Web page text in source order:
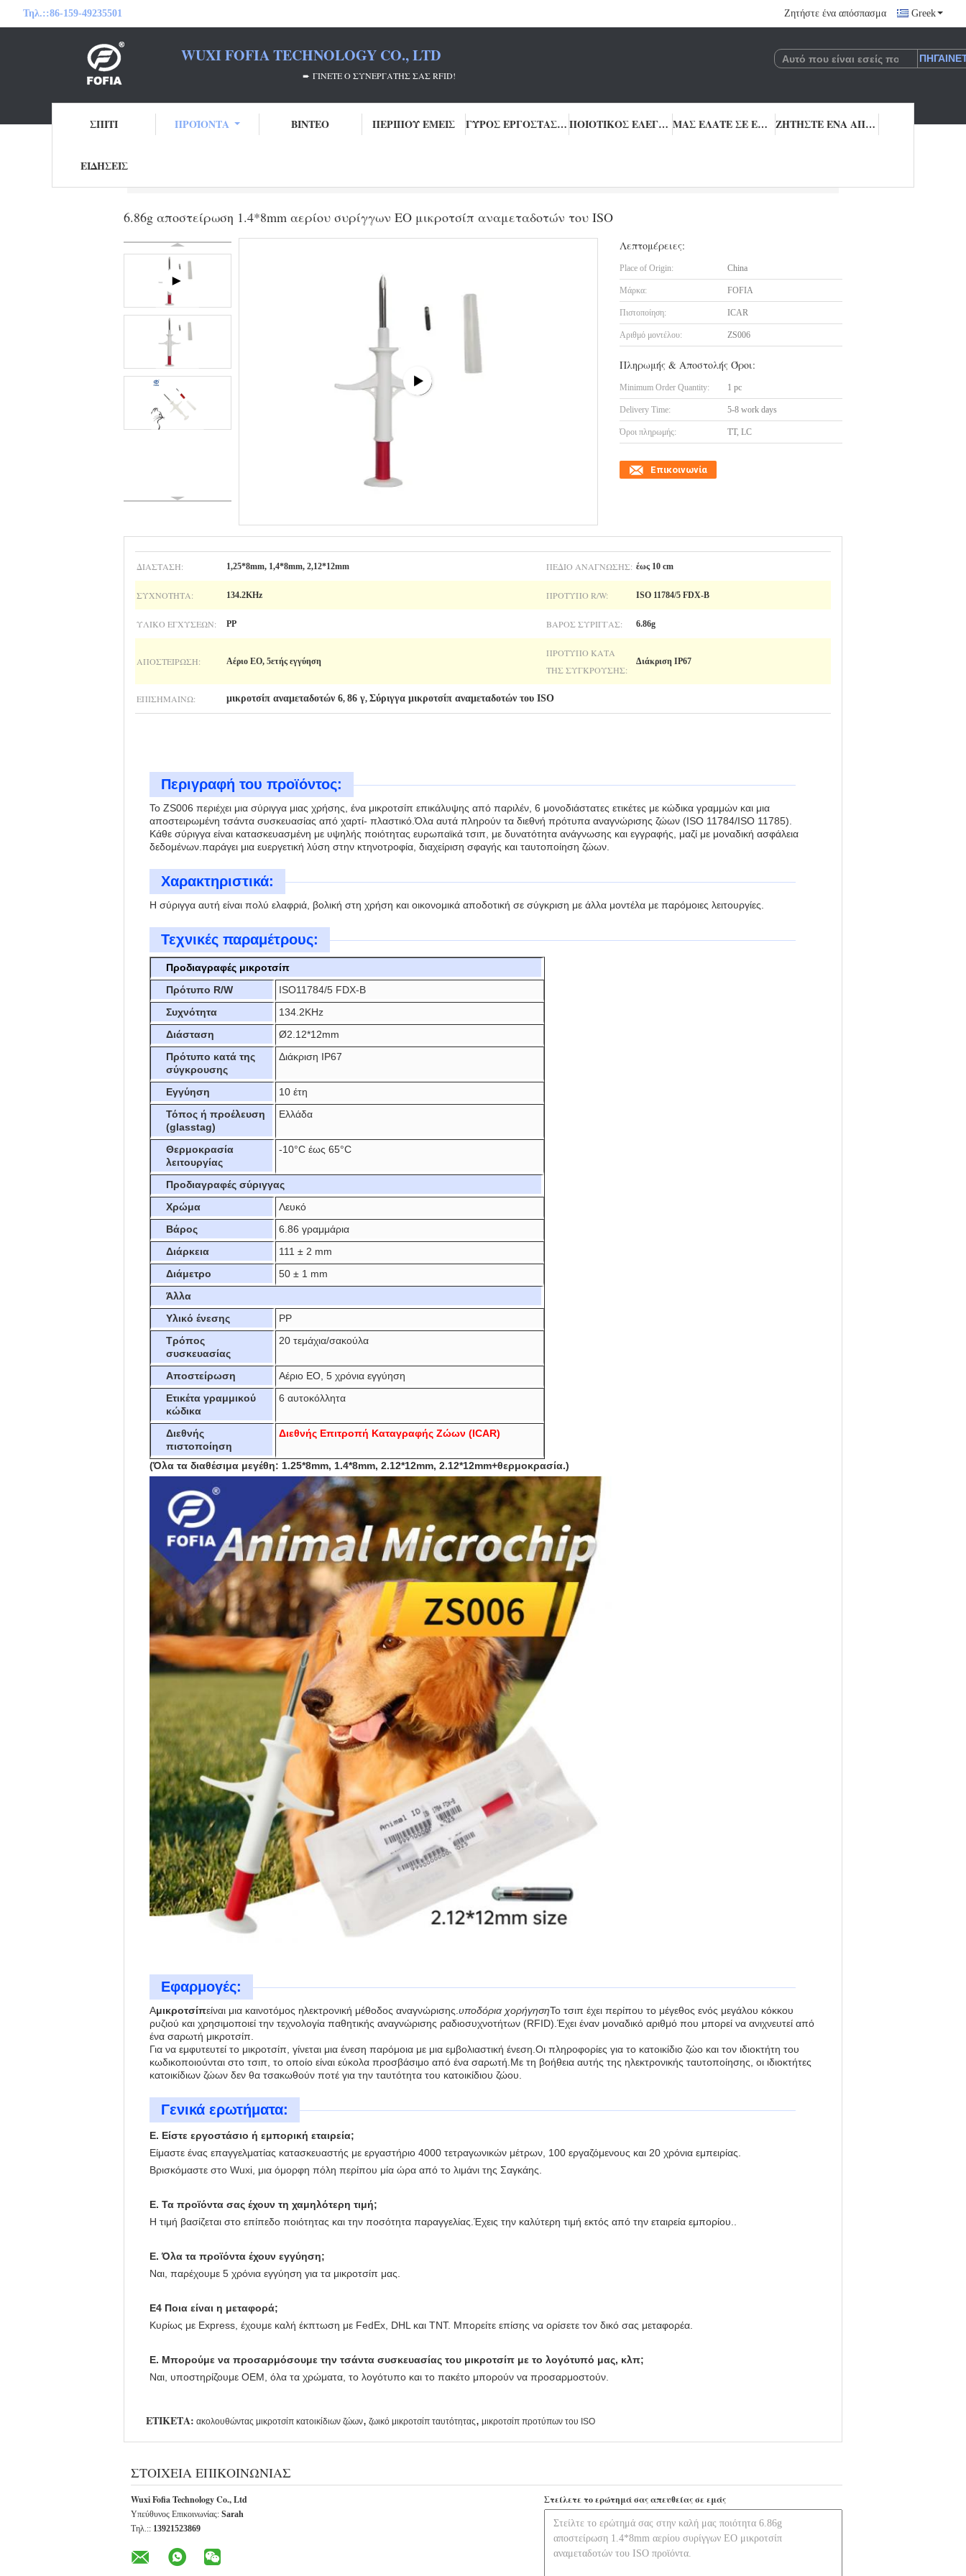
Τηλ.::86-159-49235501 Ζητήστε ένα απόσπασμα Greek
WUXI FOFIA TECHNOLOGY CO., LTD
➨ ΓΊΝΕΤΕ Ο ΣΥΝΕΡΓΆΤΗΣ ΣΑΣ RFID!
ΣΠΊΤΙ ΠΡΟΪΌΝΤΑ ΒΊΝΤΕΟ ΠΕΡΊΠΟΥ ΕΜΕΊΣ ΓΎΡΟΣ ΕΡΓΟΣΤΑΣΊΩΝ ΠΟΙΟΤΙΚΌΣ ΈΛΕΓΧΟΣ ΜΑΣ ΕΛΆΤΕ ΣΕ ΕΠΑΦΉ ΜΕ ΖΗΤΉΣΤΕ ΈΝΑ ΑΠΌΣΠΑΣΜΑ
ΕΙΔΉΣΕΙΣ
6.86g αποστείρωση 1.4*8mm αερίου συρίγγων EO μικροτσίπ αναμεταδοτών του ISO
Λεπτομέρειες:
Place of Origin: China
Μάρκα: FOFIA
Πιστοποίηση: ICAR
Αριθμό μοντέλου: ZS006
Πληρωμής & Αποστολής Όροι:
Minimum Order Quantity: 1 pc
Delivery Time: 5-8 work days
Όροι πληρωμής: TT, LC
Επικοινωνία
ΔΙΆΣΤΑΣΗ: 1,25*8mm, 1,4*8mm, 2,12*12mm ΠΕΔΊΟ ΑΝΆΓΝΩΣΗΣ: έως 10 cm
ΣΥΧΝΌΤΗΤΑ: 134.2KHz ΠΡΌΤΥΠΟ R/W: ISO 11784/5 FDX-B
ΥΛΙΚΌ ΕΓΧΎΣΕΩΝ: PP ΒΆΡΟΣ ΣΎΡΙΓΓΑΣ: 6.86g
ΑΠΟΣΤΕΊΡΩΣΗ: Αέριο EO, 5ετής εγγύηση
ΠΡΌΤΥΠΟ ΚΑΤΆ
ΤΗΣ ΣΎΓΚΡΟΥΣΗΣ:
Διάκριση IP67
ΕΠΙΣΗΜΑΊΝΩ: μικροτσίπ αναμεταδοτών 6, 86 γ, Σύριγγα μικροτσίπ αναμεταδοτών του ISO
Περιγραφή του προϊόντος:
Το ZS006 περιέχει μια σύριγγα μιας χρήσης, ένα μικροτσίπ επικάλυψης από παριλέν, 6 μονοδιάστατες ετικέτες με κώδικα γραμμών και μια
αποστειρωμένη τσάντα συσκευασίας από χαρτί- πλαστικό.Όλα αυτά πληρούν τα διεθνή πρότυπα αναγνώρισης ζώων (ISO 11784/ISO 11785).
Κάθε σύριγγα είναι κατασκευασμένη με υψηλής ποιότητας ευρωπαϊκά τσιπ, με δυνατότητα ανάγνωσης και εγγραφής, μαζί με μοναδική ασφάλεια
δεδομένων.παράγει μια ευεργετική λύση στην κτηνοτροφία, διαχείριση σφαγής και ταυτοποίηση ζώων.
Χαρακτηριστικά:
Η σύριγγα αυτή είναι πολύ ελαφριά, βολική στη χρήση και οικονομικά αποδοτική σε σύγκριση με άλλα μοντέλα με παρόμοιες λειτουργίες.
Τεχνικές παραμέτρους:
Προδιαγραφές μικροτσίπ
Πρότυπο R/W
ISO11784/5 FDX-B
Συχνότητα
134.2KHz
Διάσταση
Ø2.12*12mm
Πρότυπο κατά της
σύγκρουσης
Διάκριση IP67
Εγγύηση
10 έτη
Τόπος ή προέλευση
(glasstag)
Ελλάδα
Θερμοκρασία
λειτουργίας
-10°C έως 65°C
Προδιαγραφές σύριγγας
Χρώμα
Λευκό
Βάρος
6.86 γραμμάρια
Διάρκεια
111 ± 2 mm
Διάμετρο
50 ± 1 mm
Άλλα
Υλικό ένεσης
PP
Τρόπος
συσκευασίας
20 τεμάχια/σακούλα
Αποστείρωση
Αέριο EO, 5 χρόνια εγγύηση
Ετικέτα γραμμικού
κώδικα
6 αυτοκόλλητα
Διεθνής
πιστοποίηση
Διεθνής Επιτροπή Καταγραφής Ζώων (ICAR)
(Όλα τα διαθέσιμα μεγέθη: 1.25*8mm, 1.4*8mm, 2.12*12mm, 2.12*12mm+θερμοκρασία.)
Εφαρμογές:
Αμικροτσίπείναι μια καινοτόμος ηλεκτρονική μέθοδος αναγνώρισης. υποδόρια χορήγησηΤο τσιπ έχει περίπου το μέγεθος ενός μεγάλου κόκκου
ρυζιού και χρησιμοποιεί την τεχνολογία παθητικής αναγνώρισης ραδιοσυχνοτήτων (RFID).Έχει έναν μοναδικό αριθμό που μπορεί να ανιχνευτεί από
ένα σαρωτή μικροτσίπ.
Για να εμφυτευτεί το μικροτσίπ, γίνεται μια ένεση παρόμοια με μια εμβολιαστική ένεση.Οι πληροφορίες για το κατοικίδιο ζώο και τον ιδιοκτήτη του
κωδικοποιούνται στο τσιπ, το οποίο είναι εύκολα προσβάσιμο από ένα σαρωτή.Με τη βοήθεια αυτής της ηλεκτρονικής ταυτοποίησης, οι ιδιοκτήτες
κατοικίδιων ζώων δεν θα τσακωθούν ποτέ για την ταυτότητα του κατοικίδιου ζώου.
Γενικά ερωτήματα:
Ε. Είστε εργοστάσιο ή εμπορική εταιρεία;
Είμαστε ένας επαγγελματίας κατασκευαστής με εργαστήριο 4000 τετραγωνικών μέτρων, 100 εργαζόμενους και 20 χρόνια εμπειρίας.
Βρισκόμαστε στο Wuxi, μια όμορφη πόλη περίπου μία ώρα από το λιμάνι της Σαγκάης.
Ε. Τα προϊόντα σας έχουν τη χαμηλότερη τιμή;
Η τιμή βασίζεται στο επίπεδο ποιότητας και την ποσότητα παραγγελίας.Έχεις την καλύτερη τιμή εκτός από την εταιρεία εμπορίου..
Ε. Όλα τα προϊόντα έχουν εγγύηση;
Ναι, παρέχουμε 5 χρόνια εγγύηση για τα μικροτσίπ μας.
Ε4 Ποια είναι η μεταφορά;
Κυρίως με Express, έχουμε καλή έκπτωση με FedEx, DHL και TNT. Μπορείτε επίσης να ορίσετε τον δικό σας μεταφορέα.
Ε. Μπορούμε να προσαρμόσουμε την τσάντα συσκευασίας του μικροτσίπ με το λογότυπό μας, κλπ;
Ναι, υποστηρίζουμε OEM, όλα τα χρώματα, το λογότυπο και το πακέτο μπορούν να προσαρμοστούν.
ΕΤΙΚΈΤΑ: ακολουθώντας μικροτσίπ κατοικίδιων ζώων, ζωικό μικροτσίπ ταυτότητας, μικροτσίπ προτύπων του ISO
ΣΤΟΙΧΕΊΑ ΕΠΙΚΟΙΝΩΝΊΑΣ
Wuxi Fofia Technology Co., Ltd
Υπεύθυνος Επικοινωνίας: Sarah
Τηλ.:: 13921523869
Στείλετε το ερώτημά σας απευθείας σε εμάς